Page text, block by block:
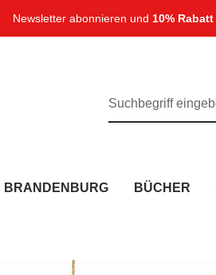
Newsletter abonnieren und 10% Rabatt
BRANDENBURG BÜCHER